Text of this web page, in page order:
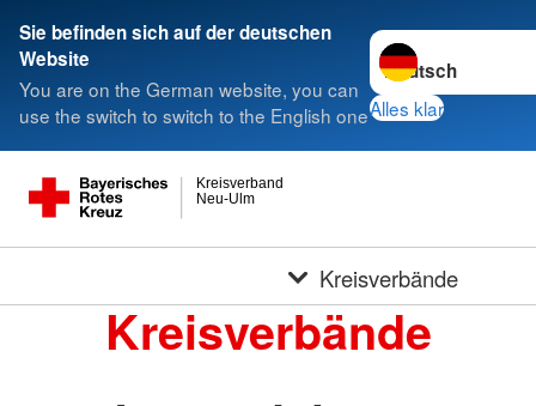
Sie befinden sich auf der deutschen
Website
You are on the German website, you can
use the switch to switch to the English one
Sprache wechseln
Alles klar
Neu-Ulm
Kreisverband
Kreisverbände
Kreisverbände